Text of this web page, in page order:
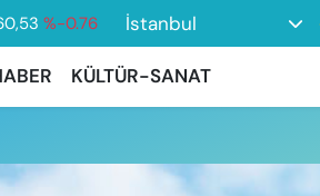
%-0.76
%0.17
%0.01
İstanbul
KÜLTÜR-SANAT